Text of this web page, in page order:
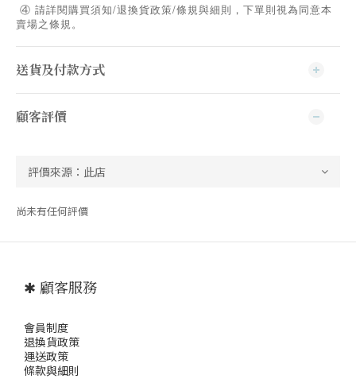
④ 請詳閱購買須知/退換貨政策/條規與細則，下單則視為同意本
賣場之條規。
送貨及付款方式
顧客評價
尚未有任何評價
✱ 顧客服務
會員制度
退換貨政策
運送政策
條款與細則